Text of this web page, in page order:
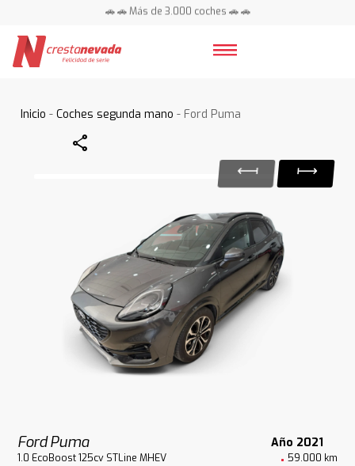
🚗 🚗 Más de 3.000 coches 🚗 🚗
Inicio -Coches segunda mano - Ford Puma
Share
Ford Puma Año 2021
1.0 EcoBoost 125cv STLine MHEV 59.000 km